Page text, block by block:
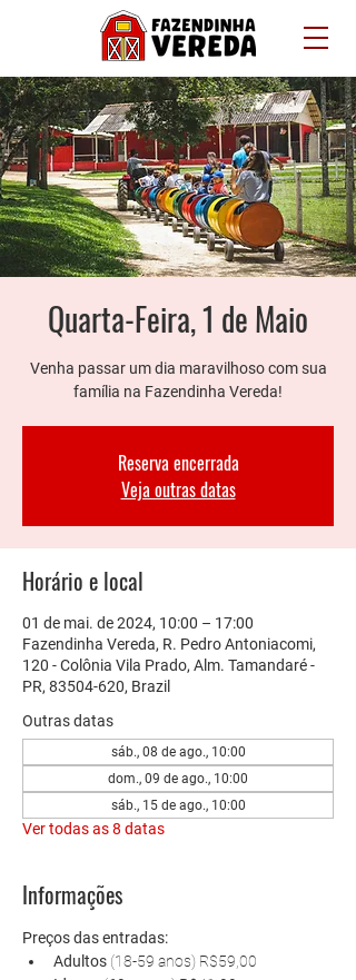
Quarta-Feira, 1 de Maio
Venha passar um dia maravilhoso com sua
família na Fazendinha Vereda!
Reserva encerrada
Veja outras datas
Horário e local
01 de mai. de 2024, 10:00 – 17:00
Fazendinha Vereda, R. Pedro Antoniacomi,
120 - Colônia Vila Prado, Alm. Tamandaré -
PR, 83504-620, Brazil
Outras datas
sáb., 08 de ago., 10:00
dom., 09 de ago., 10:00
sáb., 15 de ago., 10:00
Ver todas as 8 datas
Informações
Preços das entradas:
Adultos (18-59 anos) R$59,00